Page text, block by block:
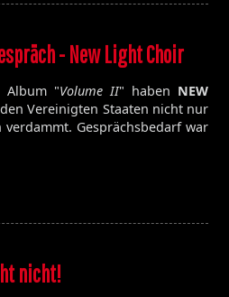
- New Light Choir
Album "Volume II" haben NEW
Vereinigten Staaten nicht nur
verdammt. Gesprächsbedarf war
nicht!